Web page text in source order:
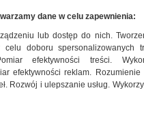
dane w celu zapewnienia:
lub dostęp do nich.
celu doboru spersonalizowanych
efektywności treści.
efektywności reklam.
Rozwój i ulepszanie usług.